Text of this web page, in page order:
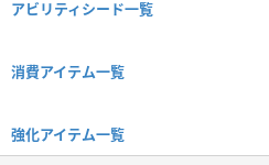
アビリティシード一覧
消費アイテム一覧
強化アイテム一覧